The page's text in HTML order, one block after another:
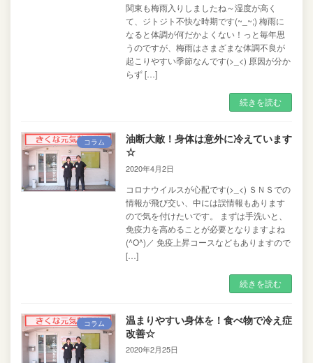
関東も梅雨入りしましたね～湿度が高く
て、ジトジト不快な時期です(~_~;) 梅雨に
なると体調が何だかよくない！っと毎年思
うのですが、梅雨はさまざまな体調不良が
起こりやすい季節なんです(>_<) 原因が分か
らず […]
続きを読む
コラム
油断大敵！身体は意外に冷えています
☆
2020年4月2日
コロナウイルスが心配です(>_<) ＳＮＳでの
情報が飛び交い、中には誤情報もあります
ので気を付けたいです。 まずは手洗いと、
免疫力を高めることが必要となりますよね
(^O^)／ 免疫上昇コースなどもありますので
[…]
続きを読む
コラム
温まりやすい身体を！食べ物で冷え症
改善☆
2020年2月25日